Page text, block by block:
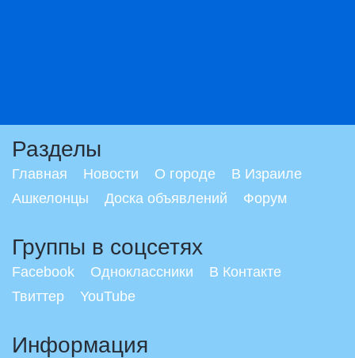
Разделы
Главная Новости О городе
В Израиле
Ашкелонцы
Доска объявлений Форум
Группы в соцсетях
Facebook Одноклассники
В Контакте
Твиттер
YouTube
Информация